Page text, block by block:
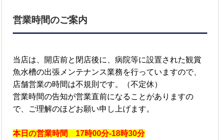
営業時間のご案内
当店は、開店前と閉店後に、病院等に設置された観賞
魚水槽の出張メンテナンス業務を行っていますので、
店舗営業の時間は不規則です。（不定休）
営業時間の告知が営業直前になることがありますの
で、ご理解のほどお願い申し上げます。
本日の営業時間 17時00分-18時30分